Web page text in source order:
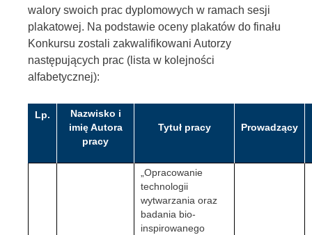
walory swoich prac dyplomowych w ramach sesji
plakatowej. Na podstawie oceny plakatów do finału
Konkursu zostali zakwalifikowani Autorzy
następujących prac (lista w kolejności
alfabetycznej):
Lp.
Nazwisko i
imię Autora
pracy
Tytuł pracy Prowadzący
„Opracowanie
technologii
wytwarzania oraz
badania bio-
inspirowanego